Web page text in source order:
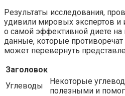
Результаты исследования,
удивили мировых экспертов и
о самой эффективной диете
данные, которые
может перевернуть
Заголовок
Углеводы
Некоторые
полезными и